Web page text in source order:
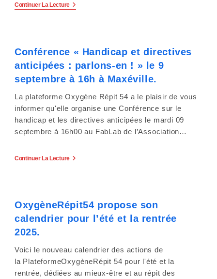
Continuer La LectureL’UDAF
Le
Septembre
2025
:
Vous
Conférence « Handicap et directives
anticipées : parlons-en ! » le 9
septembre à 16h à Maxéville.
La plateforme Oxygène Répit 54 a le plaisir de vous
informer qu'elle organise une Conférence sur le
handicap et les directives anticipées le mardi 09
septembre à 16h00 au FabLab de l’Association…
Continuer La LectureConférence
Parlons-
En
! »
À
16h
À
Maxéville.
OxygèneRépit54 propose son
calendrier pour l’été et la rentrée
2025.
Voici le nouveau calendrier des actions de
la PlateformeOxygèneRépit 54 pour l'été et la
rentrée, dédiées au mieux-être et au répit des